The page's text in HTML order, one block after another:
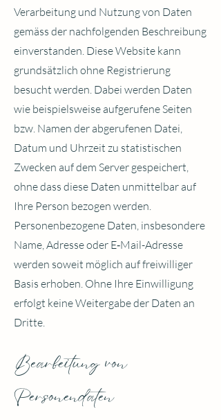
Verarbeitung und Nutzung von Daten
gemäss der nachfolgenden Beschreibung
einverstanden. Diese Website kann
grundsätzlich ohne Registrierung
besucht werden. Dabei werden Daten
wie beispielsweise aufgerufene Seiten
bzw. Namen der abgerufenen Datei,
Datum und Uhrzeit zu statistischen
Zwecken auf dem Server gespeichert,
ohne dass diese Daten unmittelbar auf
Ihre Person bezogen werden.
Personenbezogene Daten, insbesondere
Name, Adresse oder E‑Mail-Adresse
werden soweit möglich auf freiwilliger
Basis erhoben. Ohne Ihre Einwilligung
erfolgt keine Weitergabe der Daten an
Dritte.
Bearbeitung von
Personendaten